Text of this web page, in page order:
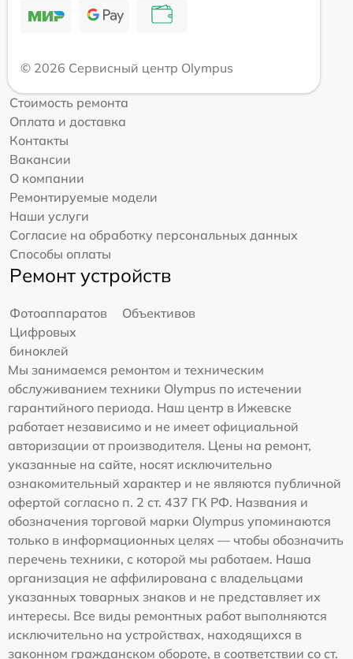
© 2026 Сервисный центр Olympus
Стоимость ремонта
Оплата и доставка
Контакты
Вакансии
О компании
Ремонтируемые модели
Наши услуги
Согласие на обработку персональных данных
Способы оплаты
Ремонт устройств
Фотоаппаратов
Объективов
Цифровых
биноклей
Мы занимаемся ремонтом и техническим
обслуживанием техники Olympus по истечении
гарантийного периода. Наш центр в Ижевске
работает независимо и не имеет официальной
авторизации от производителя. Цены на ремонт,
указанные на сайте, носят исключительно
ознакомительный характер и не являются публичной
офертой согласно п. 2 ст. 437 ГК РФ. Названия и
обозначения торговой марки Olympus упоминаются
только в информационных целях — чтобы обозначить
перечень техники, с которой мы работаем. Наша
организация не аффилирована с владельцами
указанных товарных знаков и не представляет их
интересы. Все виды ремонтных работ выполняются
исключительно на устройствах, находящихся в
законном гражданском обороте, в соответствии со ст.